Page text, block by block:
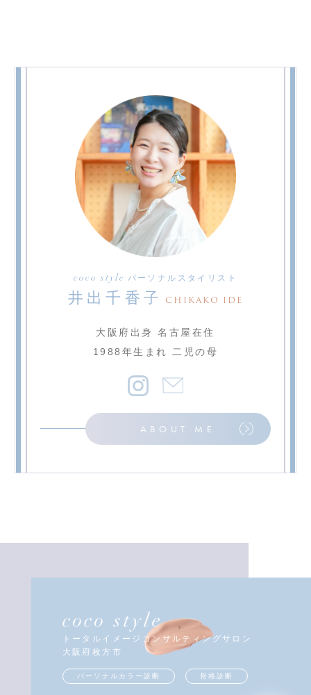
送
coco style パーソナルスタイリスト
井出千香子 CHIKAKO IDE
大阪府出身 名古屋在住
1988年生まれ 二児の母
ABOUT ME
coco style
トータルイメージコンサルティングサロン
大阪府枚方市
パーソナルカラー診断 骨格診断